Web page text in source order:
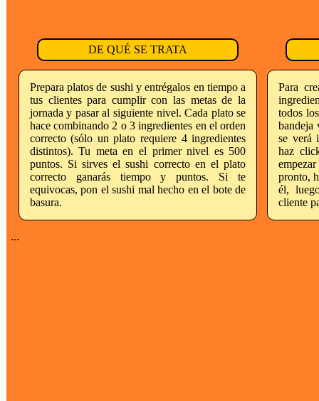
DE QUÉ SE TRATA
Prepara platos de sushi y entrégalos en tiempo a
tus clientes para cumplir con las metas de la
jornada y pasar al siguiente nivel. Cada plato se
hace combinando 2 o 3 ingredientes en el orden
correcto (sólo un plato requiere 4 ingredientes
distintos). Tu meta en el primer nivel es 500
puntos. Si sirves el sushi correcto en el plato
correcto ganarás tiempo y puntos. Si te
equivocas, pon el sushi mal hecho en el bote de
basura.
Para
todos
bandeja
se verá
haz
pronto,
él,
cliente
...